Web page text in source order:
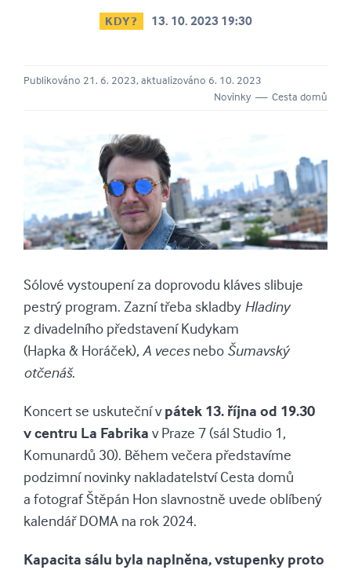
KDY? 13. 10. 2023 19:30
Publikováno 21. 6. 2023, aktualizováno 6. 10. 2023
Novinky — Cesta domů
Sólové vystoupení za doprovodu kláves slibuje
pestrý program. Zazní třeba skladby Hladiny
z divadelního představení Kudykam
(Hapka & Horáček), A vecesnebo Šumavský
otčenáš.
Koncert se uskuteční vpátek 13. října od 19.30
v centru La Fabrika v Praze 7 (sál Studio 1,
Komunardů 30). Během večera představíme
podzimní novinky nakladatelství Cesta domů
a fotograf Štěpán Hon slavnostně uvede oblíbený
kalendář DOMA na rok 2024.
Kapacita sálu byla naplněna, vstupenky proto